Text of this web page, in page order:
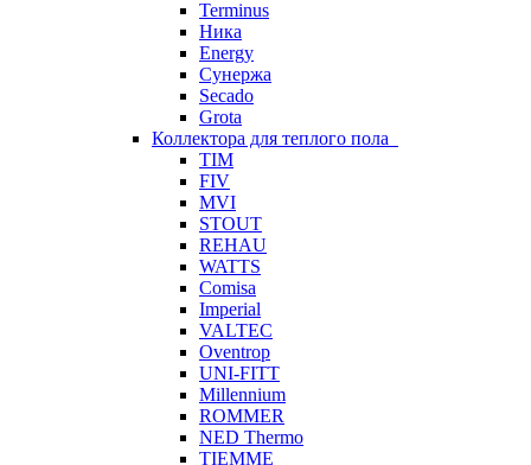
Terminus
Ника
Energy
Сунержа
Secado
Grota
Коллектора для теплого пола
TIM
FIV
MVI
STOUT
REHAU
WATTS
Comisa
Imperial
VALTEC
Oventrop
UNI-FITT
Millennium
ROMMER
NED Thermo
TIEMME